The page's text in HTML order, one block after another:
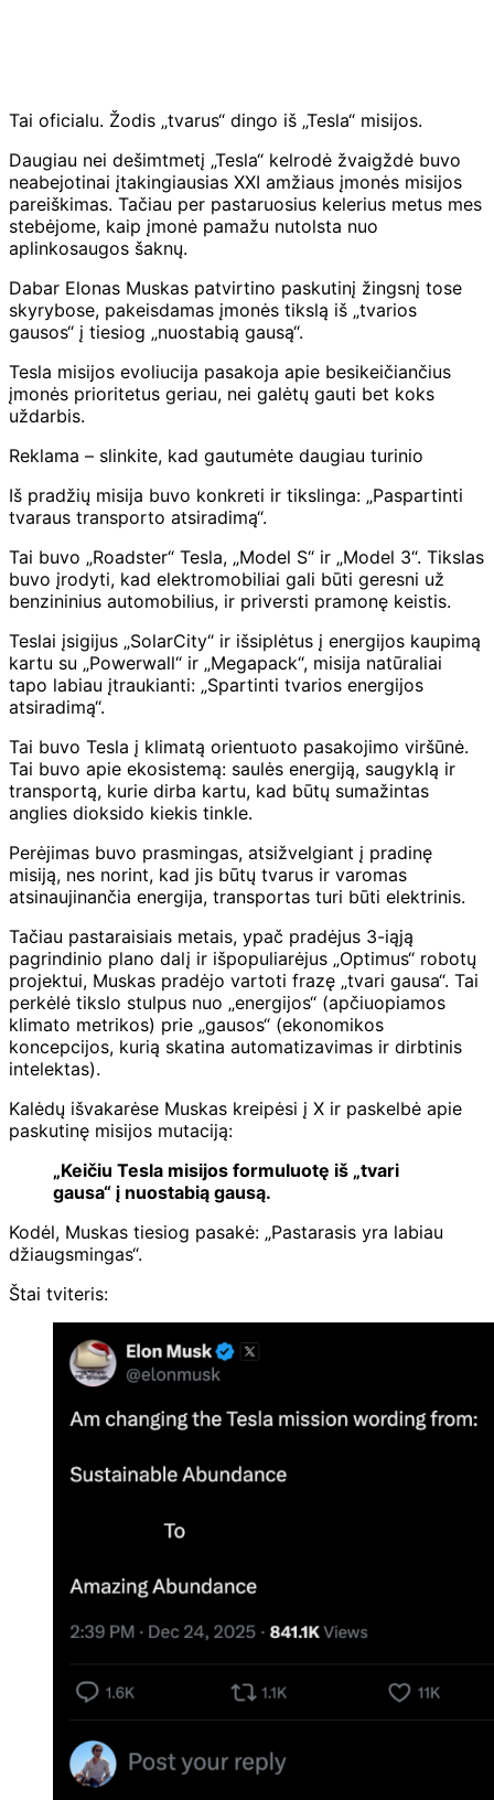
Tai oficialu. Žodis „tvarus“ dingo iš „Tesla“ misijos.
Daugiau nei dešimtmetį „Tesla“ kelrodė žvaigždė buvo
neabejotinai įtakingiausias XXI amžiaus įmonės misijos
pareiškimas. Tačiau per pastaruosius kelerius metus mes
stebėjome, kaip įmonė pamažu nutolsta nuo
aplinkosaugos šaknų.
Dabar Elonas Muskas patvirtino paskutinį žingsnį tose
skyrybose, pakeisdamas įmonės tikslą iš „tvarios
gausos“ į tiesiog „nuostabią gausą“.
Tesla misijos evoliucija pasakoja apie besikeičiančius
įmonės prioritetus geriau, nei galėtų gauti bet koks
uždarbis.
Reklama – slinkite, kad gautumėte daugiau turinio
Iš pradžių misija buvo konkreti ir tikslinga: „Paspartinti
tvaraus transporto atsiradimą“.
Tai buvo „Roadster“ Tesla, „Model S“ ir „Model 3“. Tikslas
buvo įrodyti, kad elektromobiliai gali būti geresni už
benzininius automobilius, ir priversti pramonę keistis.
Teslai įsigijus „SolarCity“ ir išsiplėtus į energijos kaupimą
kartu su „Powerwall“ ir „Megapack“, misija natūraliai
tapo labiau įtraukianti: „Spartinti tvarios energijos
atsiradimą“.
Tai buvo Tesla į klimatą orientuoto pasakojimo viršūnė.
Tai buvo apie ekosistemą: saulės energiją, saugyklą ir
transportą, kurie dirba kartu, kad būtų sumažintas
anglies dioksido kiekis tinkle.
Perėjimas buvo prasmingas, atsižvelgiant į pradinę
misiją, nes norint, kad jis būtų tvarus ir varomas
atsinaujinančia energija, transportas turi būti elektrinis.
Tačiau pastaraisiais metais, ypač pradėjus 3-iąją
pagrindinio plano dalį ir išpopuliarėjus „Optimus“ robotų
projektui, Muskas pradėjo vartoti frazę „tvari gausa“. Tai
perkėlė tikslo stulpus nuo „energijos“ (apčiuopiamos
klimato metrikos) prie „gausos“ (ekonomikos
koncepcijos, kurią skatina automatizavimas ir dirbtinis
intelektas).
Kalėdų išvakarėse Muskas kreipėsi į X ir paskelbė apie
paskutinę misijos mutaciją:
„Keičiu Tesla misijos formuluotę iš „tvari
gausa“ į nuostabią gausą.
Kodėl, Muskas tiesiog pasakė: „Pastarasis yra labiau
džiaugsmingas“.
Štai tviteris: